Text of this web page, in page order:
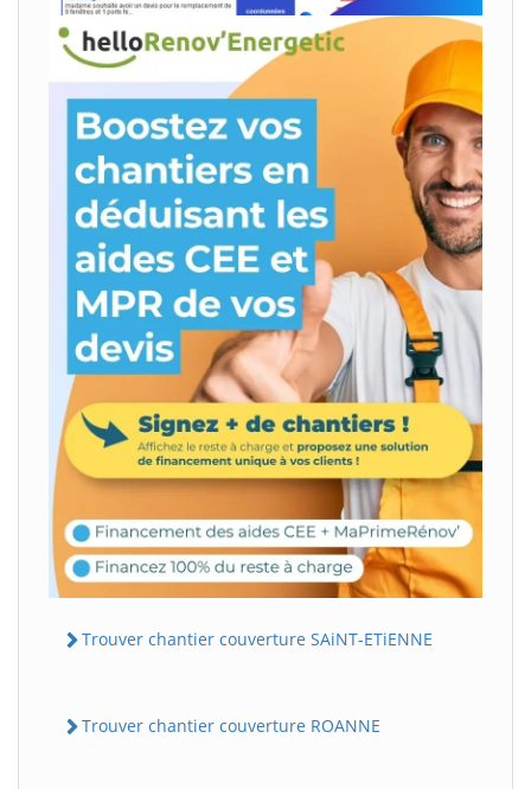
Trouver chantier couverture SAiNT-ETiENNE
Trouver chantier couverture ROANNE